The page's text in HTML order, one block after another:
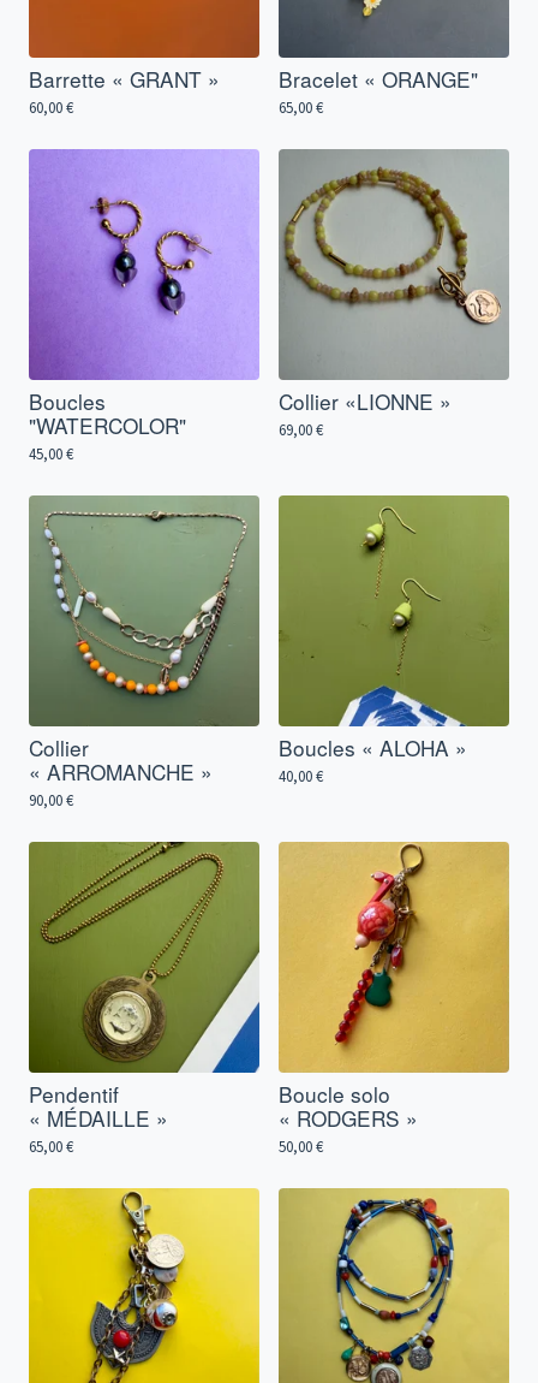
Barrette « GRANT »
60,00€
Bracelet « ORANGE"
65,00€
Boucles
"WATERCOLOR"
45,00€
Collier «LIONNE »
69,00€
Collier
« ARROMANCHE »
90,00€
Boucles « ALOHA »
40,00€
Pendentif
« MÉDAILLE »
65,00€
Boucle solo
« RODGERS »
50,00€